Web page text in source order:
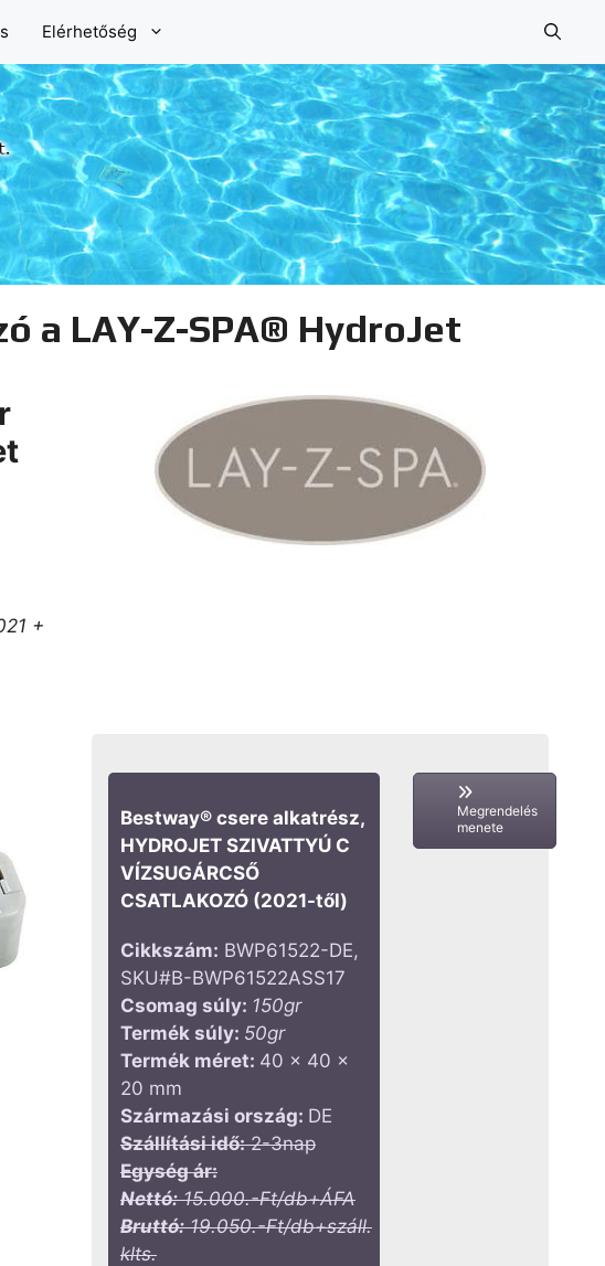
Elérhetőség
a LAY-Z-SPA® HydroJet
+
Bestway® csere alkatrész,
HYDROJET SZIVATTYÚ C
VÍZSUGÁRCSŐ
CSATLAKOZÓ (2021-től)
Cikkszám: BWP61522-DE,
SKU#B-BWP61522ASS17
Csomag súly: 150gr
Termék súly: 50gr
Termék méret: 40 x 40 x
20 mm
Származási ország: DE
Szállítási idő:2-3nap
Egység ár:
Nettó: 15.000.-Ft/db+ÁFA
Bruttó: 19.050.-Ft/db+száll.
klts.
Megrendelés
menete